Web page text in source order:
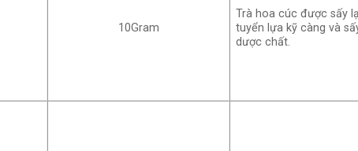
10Gram
Trà hoa cúc được sấy
tuyển lựa kỹ càng và
dược chất.